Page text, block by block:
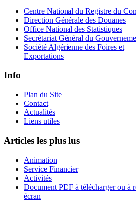
Centre National du Registre du
Direction Générale des Douanes
Office National des Statistiques
Secrétariat Général du
Société Algérienne des Foires et
Exportations
Info
Plan du Site
Contact
Actualités
Liens utiles
Articles les plus lus
Animation
Service Financier
Activités
Document PDF à télécharger ou à
écran